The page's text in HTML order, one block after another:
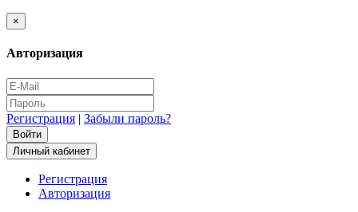
×
Авторизация
Регистрация | Забыли пароль?
Личный кабинет
Регистрация
Авторизация